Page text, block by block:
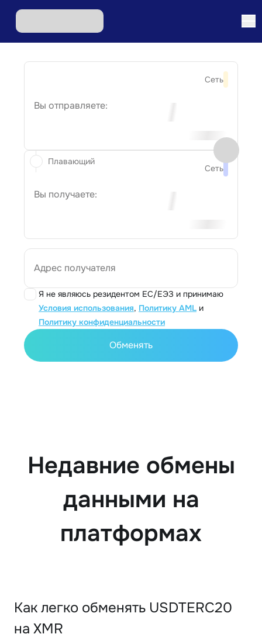
Сеть
Вы отправляете:
Сеть
Вы получаете:
Адрес получателя
Я не являюсь резидентом ЕС/ЕЭЗ и принимаю
Условия использования, Политику AML и
Политику конфиденциальности
Плавающий
Обменять
Недавние обмены
данными на
платформах
Как легко обменять USDTERC20
на XMR